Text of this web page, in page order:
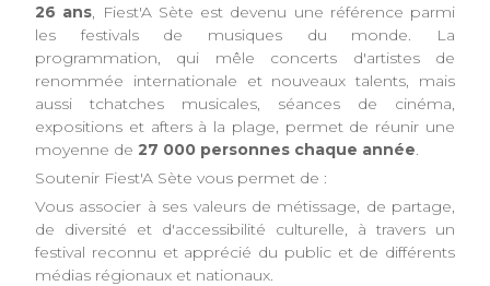
26 ans, Fiest'A Sète est devenu une référence parmi
les festivals de musiques du monde. La
programmation, qui mêle concerts d'artistes de
renommée internationale et nouveaux talents, mais
aussi tchatches musicales, séances de cinéma,
expositions et afters à la plage, permet de réunir une
moyenne de 27 000 personnes chaque année.
Soutenir Fiest'A Sète vous permet de :
Vous associer à ses valeurs de métissage, de partage,
de diversité et d'accessibilité culturelle, à travers un
festival reconnu et apprécié du public et de différents
médias régionaux et nationaux.